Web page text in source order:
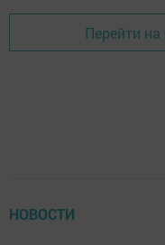
Перейти
НОВОСТИ